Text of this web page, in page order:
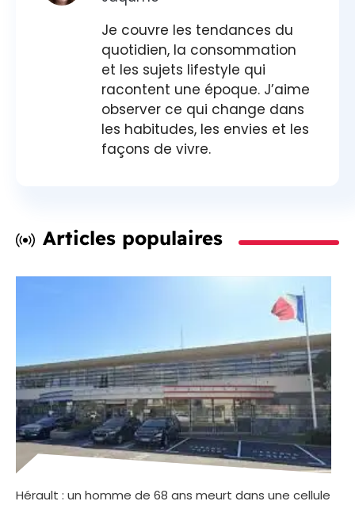
Je couvre les tendances du
quotidien, la consommation
et les sujets lifestyle qui
racontent une époque. J’aime
observer ce qui change dans
les habitudes, les envies et les
façons de vivre.
Articles populaires
Hérault : un homme de 68 ans meurt dans une cellule